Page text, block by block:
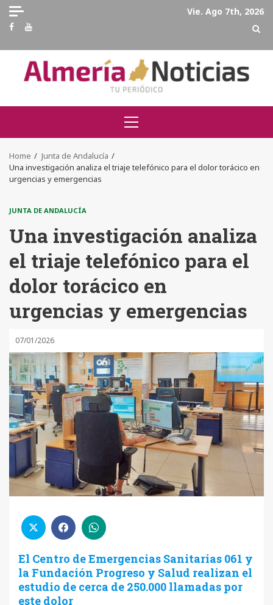
Skip
content
Vie. Ago 7th, 2026
Facebook
Youtube
Primary
Menu
Home
Junta de Andalucía
Una investigación analiza el triaje telefónico para el dolor torácico en
urgencias y emergencias
JUNTA DE ANDALUCÍA
Una investigación analiza
el triaje telefónico para el
dolor torácico en
urgencias y emergencias
07/01/2026
El Centro de Emergencias Sanitarias 061 y
la Fundación Progreso y Salud realizan el
estudio de cerca de 250.000 llamadas por
este dolor